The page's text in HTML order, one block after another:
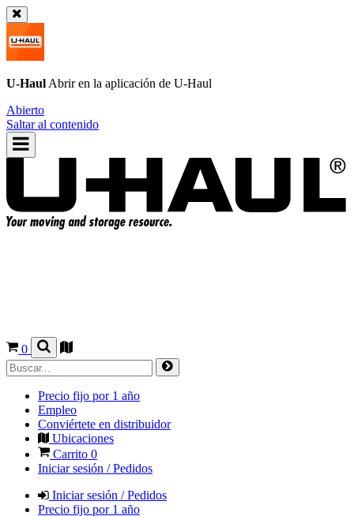
U-Haul Abrir en la aplicación de U-Haul
Abierto
Saltar al contenido
0
Precio fijo por 1 año
Empleo
Conviértete en distribuidor
Ubicaciones
Carrito 0
Iniciar sesión / Pedidos
Iniciar sesión / Pedidos
Precio fijo por 1 año